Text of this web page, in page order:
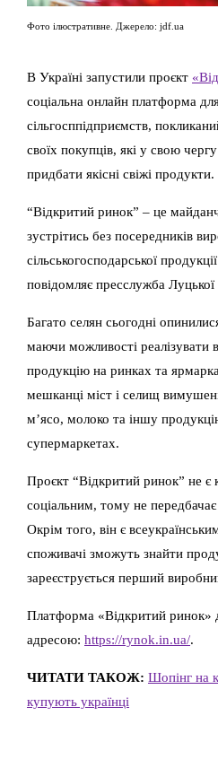
Фото ілюстративне. Джерело: jdf.ua
В Україні запустили проєкт
соціальна онлайн платформа
сільгосппідприємств,
своїх покупців, які у свою
придбати якісні свіжі продукти.
“Відкритий ринок” – це
зустрітись без посередників
сільськогосподарської
повідомляє пресслужба Луцької
Багато селян сьогодні
маючи можливості реалізувати
продукцію на ринках та
мешканці міст і селищ
м’ясо, молоко та іншу
супермаркетах.
Проєкт “Відкритий ринок” не
соціальним, тому не
Окрім того, він є
споживачі зможуть знайти
зареєструється перший
Платформа «Відкритий ринок»
адресою: https://rynok.in.ua/.
ЧИТАТИ ТАКОЖ: Шопінг на
купують українці